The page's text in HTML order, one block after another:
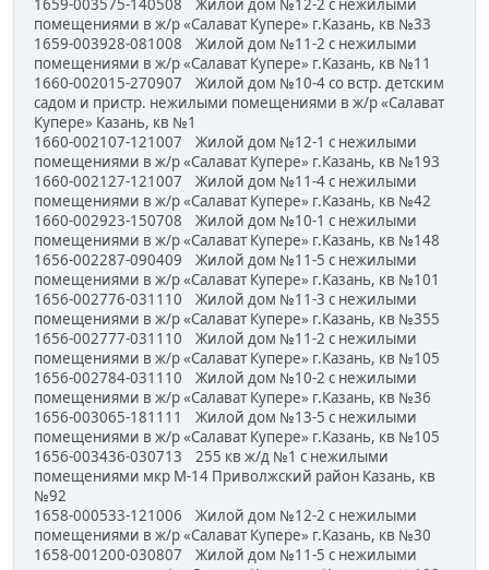
1659-003575-140508 Жилой дом №12-2 с нежилыми
помещениями в ж/р «Салават Купере» г.Казань, кв №33
1659-003928-081008 Жилой дом №11-2 с нежилыми
помещениями в ж/р «Салават Купере» г.Казань, кв №11
1660-002015-270907 Жилой дом №10-4 со встр. детским
садом и пристр. нежилыми помещениями в ж/р «Салават
Купере» Казань, кв №1
1660-002107-121007 Жилой дом №12-1 с нежилыми
помещениями в ж/р «Салават Купере» г.Казань, кв №193
1660-002127-121007 Жилой дом №11-4 с нежилыми
помещениями в ж/р «Салават Купере» г.Казань, кв №42
1660-002923-150708 Жилой дом №10-1 с нежилыми
помещениями в ж/р «Салават Купере» г.Казань, кв №148
1656-002287-090409 Жилой дом №11-5 с нежилыми
помещениями в ж/р «Салават Купере» г.Казань, кв №101
1656-002776-031110 Жилой дом №11-3 с нежилыми
помещениями в ж/р «Салават Купере» г.Казань, кв №355
1656-002777-031110 Жилой дом №11-2 с нежилыми
помещениями в ж/р «Салават Купере» г.Казань, кв №105
1656-002784-031110 Жилой дом №10-2 с нежилыми
помещениями в ж/р «Салават Купере» г.Казань, кв №36
1656-003065-181111 Жилой дом №13-5 с нежилыми
помещениями в ж/р «Салават Купере» г.Казань, кв №105
1656-003436-030713 255 кв ж/д №1 с нежилыми
помещениями мкр М-14 Приволжский район Казань, кв
№92
1658-000533-121006 Жилой дом №12-2 с нежилыми
помещениями в ж/р «Салават Купере» г.Казань, кв №30
1658-001200-030807 Жилой дом №11-5 с нежилыми